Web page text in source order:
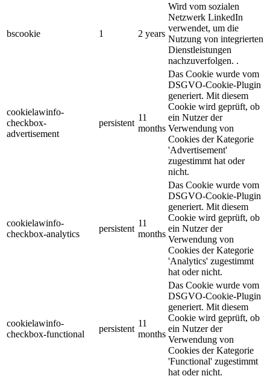
bscookie 1 2 years
Wird vom sozialen
Netzwerk LinkedIn
verwendet, um die
Nutzung von integrierten
Dienstleistungen
nachzuverfolgen. .
cookielawinfo-
checkbox-
advertisement
persistent
11
months
Das Cookie wurde vom
DSGVO-Cookie-Plugin
generiert. Mit diesem
Cookie wird geprüft, ob
ein Nutzer der
Verwendung von
Cookies der Kategorie
'Advertisement'
zugestimmt hat oder
nicht.
cookielawinfo-
checkbox-analytics
persistent
11
months
Das Cookie wurde vom
DSGVO-Cookie-Plugin
generiert. Mit diesem
Cookie wird geprüft, ob
ein Nutzer der
Verwendung von
Cookies der Kategorie
'Analytics' zugestimmt
hat oder nicht.
cookielawinfo-
checkbox-functional
persistent
11
months
Das Cookie wurde vom
DSGVO-Cookie-Plugin
generiert. Mit diesem
Cookie wird geprüft, ob
ein Nutzer der
Verwendung von
Cookies der Kategorie
'Functional' zugestimmt
hat oder nicht.